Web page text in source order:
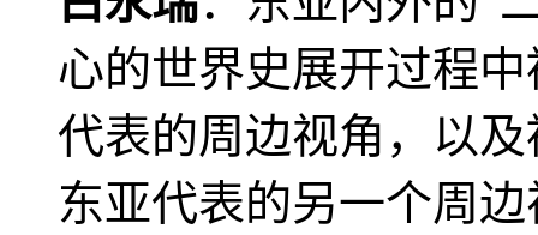
心的世界史展开过程
代表的周边视角，以
东亚代表的另一个周